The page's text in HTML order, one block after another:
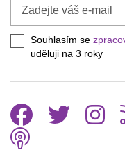
e-
mail
Souhlasím se
uděluji na 3 roky